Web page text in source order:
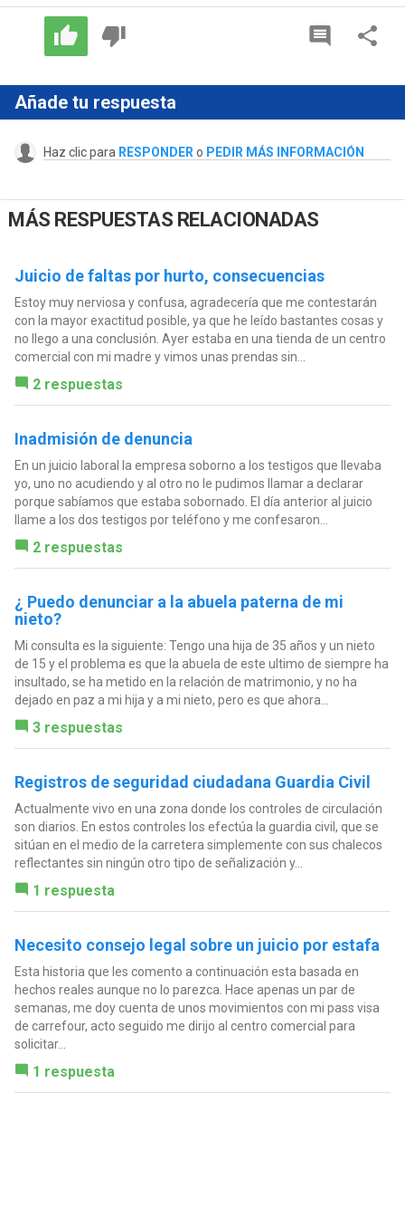
Añade tu respuesta
Haz clic para RESPONDER o PEDIR MÁS INFORMACIÓN
MÁS RESPUESTAS RELACIONADAS
Juicio de faltas por hurto, consecuencias
Estoy muy nerviosa y confusa, agradecería que me contestarán
con la mayor exactitud posible, ya que he leído bastantes cosas y
no llego a una conclusión. Ayer estaba en una tienda de un centro
comercial con mi madre y vimos unas prendas sin...
2 respuestas
Inadmisión de denuncia
En un juicio laboral la empresa soborno a los testigos que llevaba
yo, uno no acudiendo y al otro no le pudimos llamar a declarar
porque sabíamos que estaba sobornado. El día anterior al juicio
llame a los dos testigos por teléfono y me confesaron...
2 respuestas
¿ Puedo denunciar a la abuela paterna de mi
nieto?
Mi consulta es la siguiente: Tengo una hija de 35 años y un nieto
de 15 y el problema es que la abuela de este ultimo de siempre ha
insultado, se ha metido en la relación de matrimonio, y no ha
dejado en paz a mi hija y a mi nieto, pero es que ahora...
3 respuestas
Registros de seguridad ciudadana Guardia Civil
Actualmente vivo en una zona donde los controles de circulación
son diarios. En estos controles los efectúa la guardia civil, que se
sitúan en el medio de la carretera simplemente con sus chalecos
reflectantes sin ningún otro tipo de señalización y...
1 respuesta
Necesito consejo legal sobre un juicio por estafa
Esta historia que les comento a continuación esta basada en
hechos reales aunque no lo parezca. Hace apenas un par de
semanas, me doy cuenta de unos movimientos con mi pass visa
de carrefour, acto seguido me dirijo al centro comercial para
solicitar...
1 respuesta